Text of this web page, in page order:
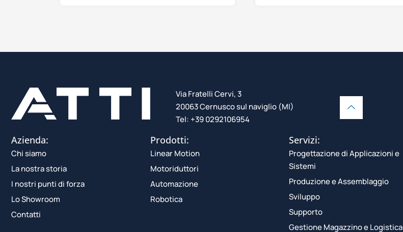
Via Fratelli Cervi, 3
20063 Cernusco sul naviglio (MI)
Tel: +39 0292106954
Azienda:
Chi siamo
La nostra storia
I nostri punti di forza
Lo Showroom
Contatti
Prodotti:
Linear Motion
Motoriduttori
Automazione
Robotica
Servizi:
Progettazione di Applicazioni e
Sistemi
Produzione e Assemblaggio
Sviluppo
Supporto
Gestione Magazzino e Logistica